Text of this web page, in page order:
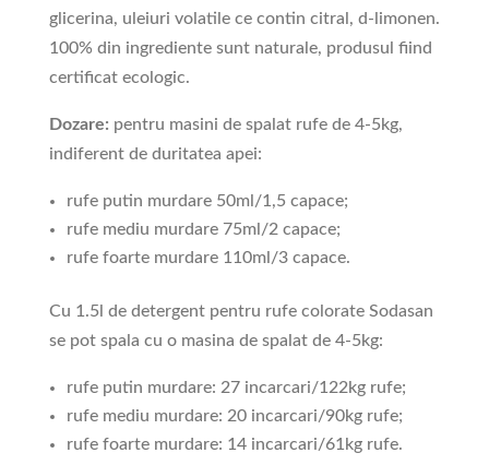
glicerina, uleiuri volatile ce contin citral, d-limonen.
100% din ingrediente sunt naturale, produsul fiind
certificat ecologic.
Dozare: pentru masini de spalat rufe de 4-5kg,
indiferent de duritatea apei:
rufe putin murdare 50ml/1,5 capace;
rufe mediu murdare 75ml/2 capace;
rufe foarte murdare 110ml/3 capace.
Cu 1.5l de detergent pentru rufe colorate Sodasan
se pot spala cu o masina de spalat de 4-5kg:
rufe putin murdare: 27 incarcari/122kg rufe;
rufe mediu murdare: 20 incarcari/90kg rufe;
rufe foarte murdare: 14 incarcari/61kg rufe.